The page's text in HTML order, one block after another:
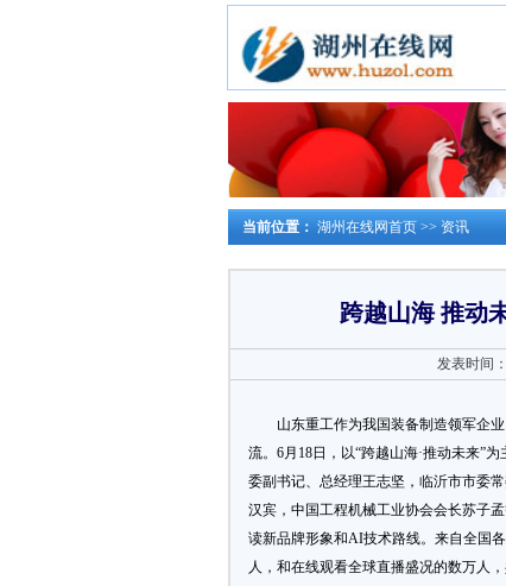
当前位置： 湖州在线网首页 >> 资讯
跨越山海 推动
发表时间
山东重工作为我国装备制造领军企
流。6月18日，以“跨越山海·推动未来”
委副书记、总经理王志坚，临沂市市委
汉宾，中国工程机械工业协会会长苏子
读新品牌形象和AI技术路线。来自全国
人，和在线观看全球直播盛况的数万人